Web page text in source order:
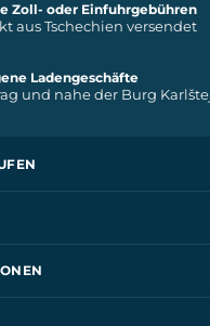
Zoll- oder Einfuhrgebühren
aus Tschechien versendet
Ladengeschäfte
und nahe der Burg